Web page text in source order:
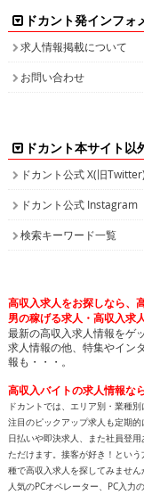
ドカント発インフォ
求人情報掲載について
お問い合わせ
ドカント本サイト以
ドカント公式 X(旧Twitter)
ドカント公式 Instagram
検索キーワード一覧
高収入求人をお探しなら、
男の稼げる求人・高収入求
最新の高収入求人情報をゲ
求人情報の他、特集やイン
報も・・・。
高収入バイトの求人情報な
ドカントでは、エリア別・業種
注目のピックアップ求人も定期的
日払いや即決求人、また社員登
ただけます。接客が好き！とい
種で高収入求人を探してみません
人気のPCオペレーター、PC入力